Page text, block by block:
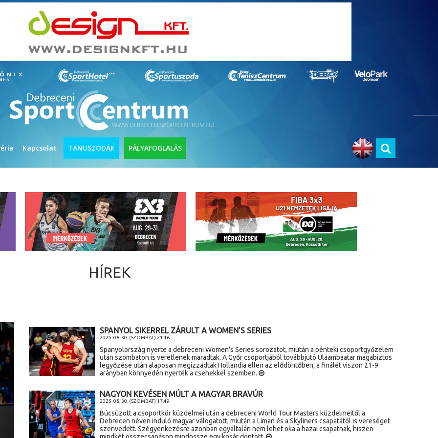
Kapcsolat TANUSZODÁK PÁLYAFOGLALÁS
HÍREK
SPANYOL SIKERREL ZÁRULT A WOMEN'S SERIES
2025. 08. 30. (SZOMBAT) 21.46
Spanyolország nyerte a debreceni Women's Series sorozatot, miután a pénteki csoportgyőzelem
után szombaton is veretlenek maradtak. A Győr csoportjából továbbjutó Ulaambaatar magabiztos
legyőzése után alaposan megizzadtak Hollandia ellen az elődöntőben, a finálét viszon 21-9
arányban könnyedén nyerték a csehekkel szemben.
NAGYON KEVÉSEN MÚLT A MAGYAR BRAVÚR
2025. 08. 30. (SZOMBAT) 17.49
Búcsúzott a csoportkör küzdelmei után a debreceni World Tour Masters küzdelmeitől a
Debrecen néven induló magyar válogatott, miután a Liman és a Skyliners csapatától is vereséget
szenvedett. Szégyenkezésre azonban egyáltalán nem lehet oka a hazai csapatnak, hiszen
mindkét összecsapáson mindössze egy kosár döntött.